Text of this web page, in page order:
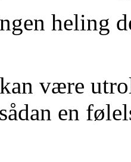
heling
være
en